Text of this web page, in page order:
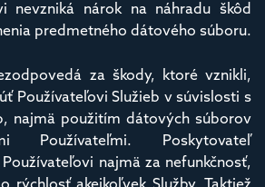
nevzniká nárok na náhradu škôd
predmetného dátového súboru.
za škody, ktoré vznikli,
Používateľovi Služieb v súvislosti s
najmä použitím dátových súborov
Používateľmi. Poskytovateľ
najmä za nefunkčnosť,